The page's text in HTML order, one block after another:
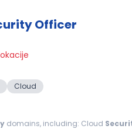
Officer
Cloud
domains, including: Cloud